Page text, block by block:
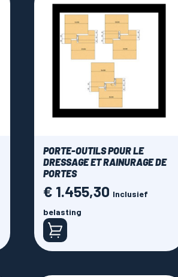
PORTE-OUTILS POUR LE
DRESSAGE ET RAINURAGE DE
PORTES
Prijs
€ 1.455,30 Inclusief
belasting